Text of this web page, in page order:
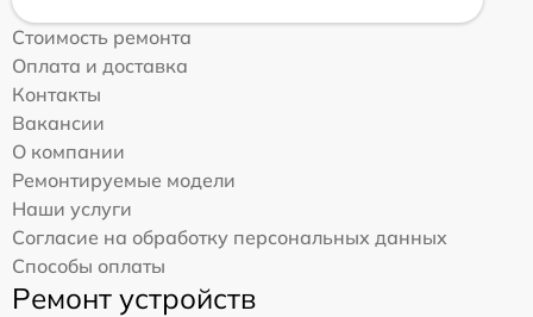
Стоимость ремонта
Оплата и доставка
Контакты
Вакансии
О компании
Ремонтируемые модели
Наши услуги
Согласие на обработку персональных данных
Способы оплаты
Ремонт устройств